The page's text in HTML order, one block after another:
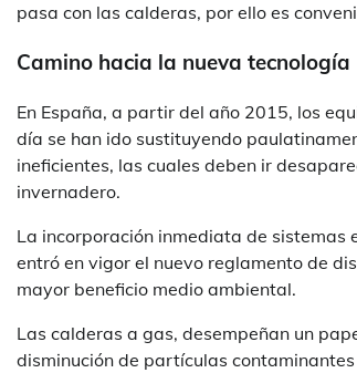
pasa con las calderas, por ello es
Camino hacia la nueva tecnología
En España, a partir del año 2015, los
día se han ido sustituyendo
ineficientes, las cuales deben ir
invernadero.
La incorporación inmediata de
entró en vigor el nuevo reglamento de
mayor beneficio medio ambiental.
Las calderas a gas, desempeñan un
disminución de partículas